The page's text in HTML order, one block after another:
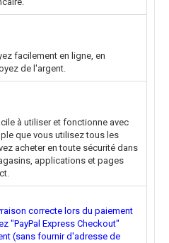
facilement en ligne, en
de l'argent.
à utiliser et fonctionne avec
que vous utilisez tous les
acheter en toute sécurité dans
applications et pages
correcte lors du paiement
"PayPal Express Checkout"
(sans fournir d'adresse de